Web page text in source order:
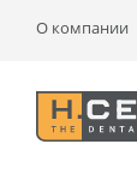
О компании